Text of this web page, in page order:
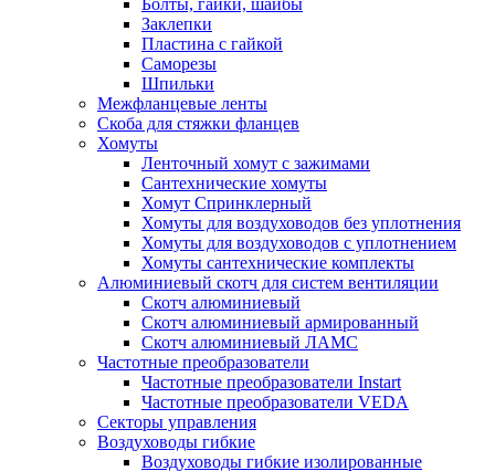
Заклепки
Пластина с гайкой
Саморезы
Шпильки
Межфланцевые ленты
Скоба для стяжки фланцев
Хомуты
Ленточный хомут с зажимами
Сантехнические хомуты
Хомут Спринклерный
Хомуты для воздуховодов без уплотнения
Хомуты для воздуховодов с уплотнением
Хомуты сантехнические комплекты
Алюминиевый скотч для систем вентиляции
Скотч алюминиевый
Скотч алюминиевый армированный
Скотч алюминиевый ЛАМС
Частотные преобразователи
Частотные преобразователи Instart
Частотные преобразователи VEDA
Секторы управления
Воздуховоды гибкие
Воздуховоды гибкие изолированные